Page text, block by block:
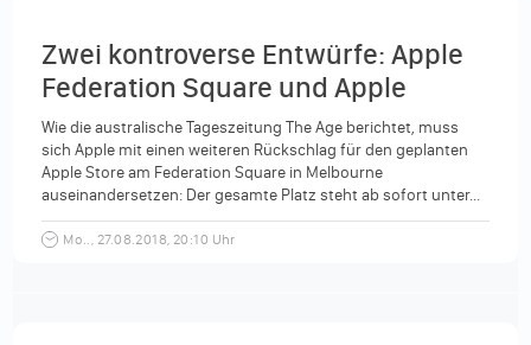
Zwei kontroverse Entwürfe: Apple
Federation Square und Apple
Kungsträdgården weiterhin in der
Kritik
Wie die australische Tageszeitung The Age berichtet, muss
sich Apple mit einen weiteren Rückschlag für den geplanten
Apple Store am Federation Square in Melbourne
auseinandersetzen: Der gesamte Platz steht ab sofort unter...
Mo.., 27.08.2018, 20:10 Uhr